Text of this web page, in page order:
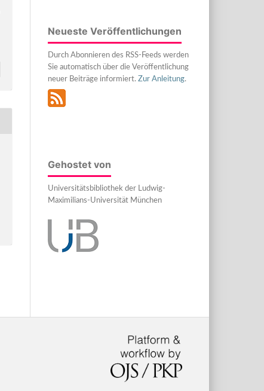
Neueste Veröffentlichungen
Durch Abonnieren des RSS-Feeds werden
Sie automatisch über die Veröffentlichung
neuer Beiträge informiert. Zur Anleitung.
Gehostet von
Universitätsbibliothek der Ludwig-
Maximilians-Universität München